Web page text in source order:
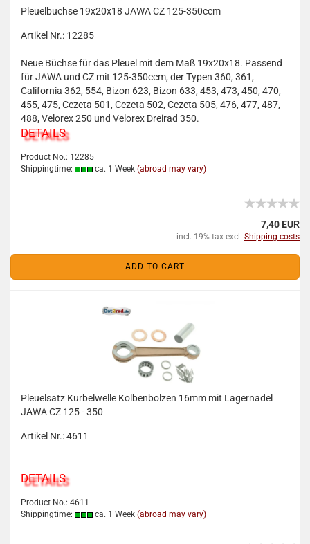
Pleuelbuchse 19x20x18 JAWA CZ 125-350ccm
Artikel Nr.: 12285
Neue Büchse für das Pleuel mit dem Maß 19x20x18. Passend
für JAWA und CZ mit 125-350ccm, der Typen 360, 361,
California 362, 554, Bizon 623, Bizon 633, 453, 473, 450, 470,
455, 475, Cezeta 501, Cezeta 502, Cezeta 505, 476, 477, 487,
488, Velorex 250 und Velorex Dreirad 350.
DETAILS
Product No.: 12285
Shippingtime:
ca. 1 Week (abroad may vary)
7,40 EUR
incl. 19% tax excl. Shipping costs
ADD TO CART
Pleuelsatz Kurbelwelle Kolbenbolzen 16mm mit Lagernadel
JAWA CZ 125 - 350
Artikel Nr.: 4611
DETAILS
Product No.: 4611
Shippingtime:
ca. 1 Week (abroad may vary)